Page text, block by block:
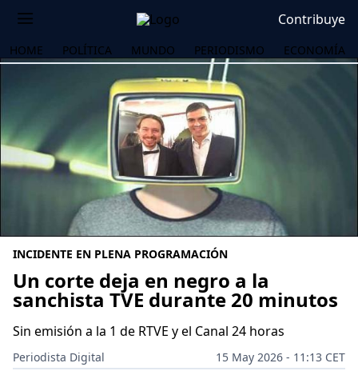
Contribuye
HOME POLÍTICA MUNDO PERIODISMO ECONOMÍA
INCIDENTE EN PLENA PROGRAMACIÓN
Un corte deja en negro a la
sanchista TVE durante 20 minutos
Sin emisión a la 1 de RTVE y el Canal 24 horas
Periodista Digital
15 May 2026 - 11:13 CET